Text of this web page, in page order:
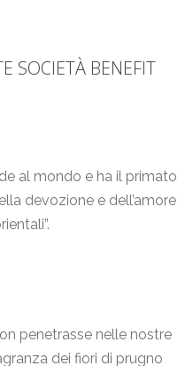
SOCIETÀ BENEFIT
al mondo e ha il primato
devozione e dell’amore
penetrasse nelle nostre
dei fiori di prugno